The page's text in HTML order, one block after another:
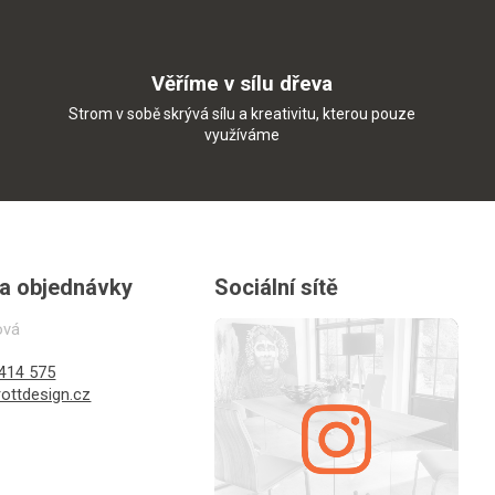
Věříme v sílu dřeva
Strom v sobě skrývá sílu a kreativitu, kterou pouze
využíváme
objednávky
575
Sociální sítě